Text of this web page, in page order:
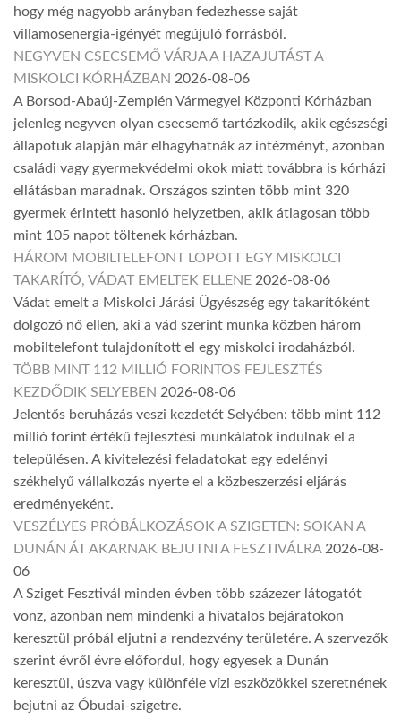
hogy még nagyobb arányban fedezhesse saját
villamosenergia-igényét megújuló forrásból.
NEGYVEN CSECSEMŐ VÁRJA A HAZAJUTÁST A
MISKOLCI KÓRHÁZBAN 2026-08-06
A Borsod-Abaúj-Zemplén Vármegyei Központi Kórházban
jelenleg negyven olyan csecsemő tartózkodik, akik egészségi
állapotuk alapján már elhagyhatnák az intézményt, azonban
családi vagy gyermekvédelmi okok miatt továbbra is kórházi
ellátásban maradnak. Országos szinten több mint 320
gyermek érintett hasonló helyzetben, akik átlagosan több
mint 105 napot töltenek kórházban.
HÁROM MOBILTELEFONT LOPOTT EGY MISKOLCI
TAKARÍTÓ, VÁDAT EMELTEK ELLENE 2026-08-06
Vádat emelt a Miskolci Járási Ügyészség egy takarítóként
dolgozó nő ellen, aki a vád szerint munka közben három
mobiltelefont tulajdonított el egy miskolci irodaházból.
TÖBB MINT 112 MILLIÓ FORINTOS FEJLESZTÉS
KEZDŐDIK SELYEBEN 2026-08-06
Jelentős beruházás veszi kezdetét Selyében: több mint 112
millió forint értékű fejlesztési munkálatok indulnak el a
településen. A kivitelezési feladatokat egy edelényi
székhelyű vállalkozás nyerte el a közbeszerzési eljárás
eredményeként.
VESZÉLYES PRÓBÁLKOZÁSOK A SZIGETEN: SOKAN A
DUNÁN ÁT AKARNAK BEJUTNI A FESZTIVÁLRA 2026-08-
06
A Sziget Fesztivál minden évben több százezer látogatót
vonz, azonban nem mindenki a hivatalos bejáratokon
keresztül próbál eljutni a rendezvény területére. A szervezők
szerint évről évre előfordul, hogy egyesek a Dunán
keresztül, úszva vagy különféle vízi eszközökkel szeretnének
bejutni az Óbudai-szigetre.